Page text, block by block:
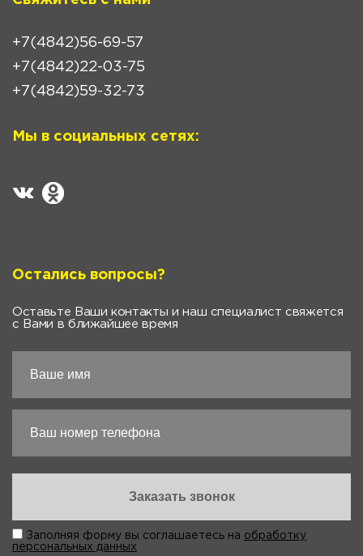
+7(4842)56-69-57
+7(4842)22-03-75
+7(4842)59-32-73
Мы в социальных сетях:
Остались вопросы?
Оставьте Ваши контакты и наш специалист свяжется
с Вами в ближайшее время
Заполняя форму вы соглашаетесь на обработку
персональных данных